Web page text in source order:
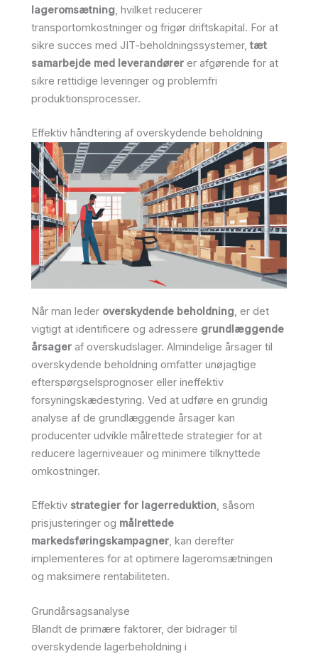
lageromsætning, hvilket reducerer
transportomkostninger og frigør driftskapital. For at
sikre succes med JIT-beholdningssystemer, tæt
samarbejde med leverandører er afgørende for at
sikre rettidige leveringer og problemfri
produktionsprocesser.
Effektiv håndtering af overskydende beholdning
Når man leder overskydende beholdning, er det
vigtigt at identificere og adressere grundlæggende
årsager af overskudslager. Almindelige årsager til
overskydende beholdning omfatter unøjagtige
efterspørgselsprognoser eller ineffektiv
forsyningskædestyring. Ved at udføre en grundig
analyse af de grundlæggende årsager kan
producenter udvikle målrettede strategier for at
reducere lagerniveauer og minimere tilknyttede
omkostninger.
Effektiv strategier for lagerreduktion, såsom
prisjusteringer og målrettede
markedsføringskampagner, kan derefter
implementeres for at optimere lageromsætningen
og maksimere rentabiliteten.
Grundårsagsanalyse
Blandt de primære faktorer, der bidrager til
overskydende lagerbeholdning i